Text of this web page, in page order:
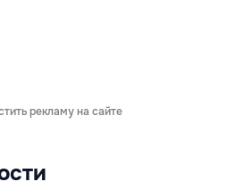
рекламу на сайте